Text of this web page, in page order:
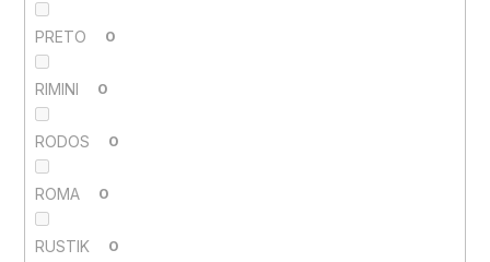
PRETO 0
RIMINI 0
RODOS 0
ROMA 0
RUSTIK 0